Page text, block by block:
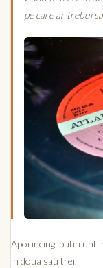
pe care ar trebui
Apoi incingi putin unt
in doua sau trei.